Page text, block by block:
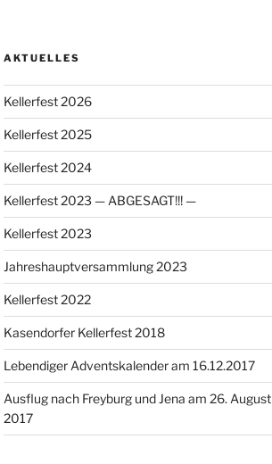
AKTUELLES
Kellerfest 2026
Kellerfest 2025
Kellerfest 2024
Kellerfest 2023 — ABGESAGT!!! —
Kellerfest 2023
Jahreshauptversammlung 2023
Kellerfest 2022
Kasendorfer Kellerfest 2018
Lebendiger Adventskalender am 16.12.2017
Ausflug nach Freyburg und Jena am 26. August
2017